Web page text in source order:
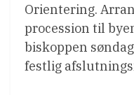
Orientering.
procession til
biskoppen
festlig